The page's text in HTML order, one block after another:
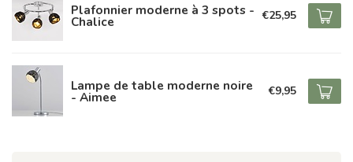
Plafonnier moderne à 3 spots -
Chalice €25,95
Lampe de table moderne noire
- Aimee €9,95